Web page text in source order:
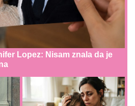
Lopez: Nisam znala da je